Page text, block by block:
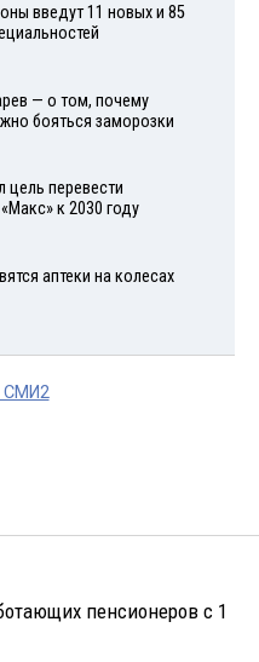
введут 11 новых и 85
— о том, почему
бояться заморозки
цель перевести
к 2030 году
аптеки на колесах
СМИ2
пенсионеров с 1